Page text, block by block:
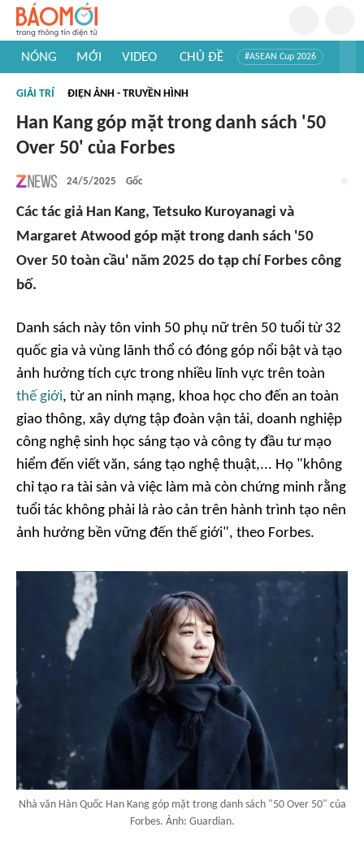
NÓNG MỚI VIDEO CHỦ ĐỀ #ASEAN Cup 2026
#Khám phá thế giới
GIẢI TRÍ ĐIỆN ẢNH - TRUYỀN HÌNH
Han Kang góp mặt trong danh sách '50
Over 50' của Forbes
24/5/2025 Gốc
Các tác giả Han Kang, Tetsuko Kuroyanagi và
Margaret Atwood góp mặt trong danh sách '50
Over 50 toàn cầu' năm 2025 do tạp chí Forbes công
bố.
Danh sách này tôn vinh 50 phụ nữ trên 50 tuổi từ 32
quốc gia và vùng lãnh thổ có đóng góp nổi bật và tạo
ảnh hưởng tích cực trong nhiều lĩnh vực trên toàn
thế giới, từ an ninh mạng, khoa học cho đến an toàn
giao thông, xây dựng tập đoàn vận tải, doanh nghiệp
công nghệ sinh học sáng tạo và công ty đầu tư mạo
hiểm đến viết văn, sáng tạo nghệ thuật,... Họ "không
chỉ tạo ra tài sản và việc làm mà còn chứng minh rằng
tuổi tác không phải là rào cản trên hành trình tạo nên
ảnh hưởng bền vững đến thế giới", theo Forbes.
Nhà văn Hàn Quốc Han Kang góp mặt trong danh sách "50 Over 50" của
Forbes. Ảnh: Guardian.